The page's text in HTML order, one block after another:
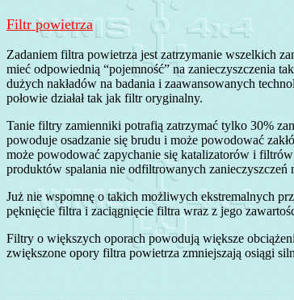
Filtr powietrza
Zadaniem filtra powietrza jest zatrzymanie wszelkich
mieć odpowiednią “pojemność” na zanieczyszczenia
dużych nakładów na badania i zaawansowanych
połowie działał tak jak filtr oryginalny.
Tanie filtry zamienniki potrafią zatrzymać tylko 30%
powoduje osadzanie się brudu i może powodować
może powodować zapychanie się katalizatorów i
produktów spalania nie odfiltrowanych zanieczyszczeń
Już nie wspomnę o takich możliwych ekstremalnych
pęknięcie filtra i zaciągnięcie filtra wraz z jego
Filtry o większych oporach powodują większe
zwiększone opory filtra powietrza zmniejszają osiągi